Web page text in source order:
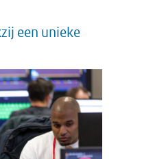
een unieke